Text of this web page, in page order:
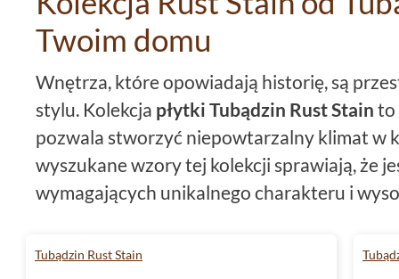
Twoim domu
Wnętrza, które opowiadają historię, są
stylu. Kolekcja płytki Tubądzin Rust Stain to
pozwala stworzyć niepowtarzalny klimat w
wyszukane wzory tej kolekcji sprawiają, że
wymagających unikalnego charakteru i
Tubądzin Rust Stain